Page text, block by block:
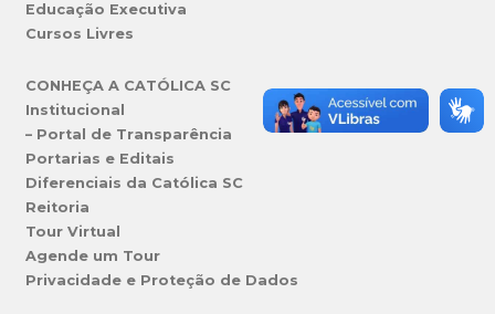
Educação Executiva
Cursos Livres
CONHEÇA A CATÓLICA SC
Institucional
– Portal de Transparência
Portarias e Editais
Diferenciais da Católica SC
Reitoria
Tour Virtual
Agende um Tour
Privacidade e Proteção de Dados